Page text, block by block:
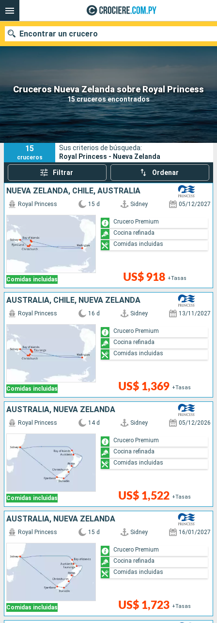
Cruceros Nueva Zelanda sobre Royal Princess
15 cruceros encontrados
Encontrar un crucero
Nuestros destinos
Fecha de salida
Puertos Compañías
Buscar
15
cruceros
Sus criterios de búsqueda:
Royal Princess - Nueva Zelanda
Filtrar Ordenar
NUEVA ZELANDA, CHILE, AUSTRALIA
Comidas incluidas
Royal Princess 15 d Sidney 05/12/2027
US$ 918 +Tasas
Crucero Premium
Cocina refinada
Comidas incluidas
AUSTRALIA, CHILE, NUEVA ZELANDA
Comidas incluidas
Royal Princess 16 d Sidney 13/11/2027
US$ 1,369 +Tasas
Crucero Premium
Cocina refinada
Comidas incluidas
AUSTRALIA, NUEVA ZELANDA
Comidas incluidas
Royal Princess 14 d Sidney 05/12/2026
US$ 1,522 +Tasas
Crucero Premium
Cocina refinada
Comidas incluidas
AUSTRALIA, NUEVA ZELANDA
Comidas incluidas
Royal Princess 15 d Sidney 16/01/2027
US$ 1,723 +Tasas
Crucero Premium
Cocina refinada
Comidas incluidas